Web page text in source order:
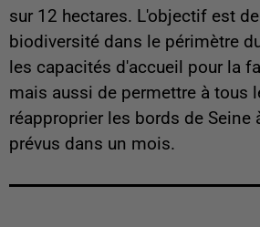
sur 12 hectares. L'objectif est
biodiversité dans le périmètre
les capacités d'accueil pour la
mais aussi de permettre à tous
réapproprier les bords de Seine
prévus dans un mois.